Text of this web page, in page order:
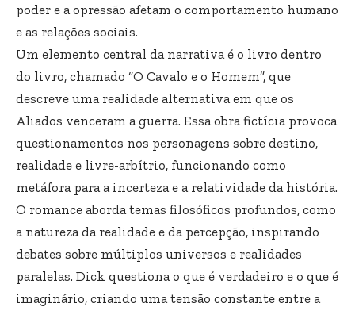
poder e a opressão afetam o comportamento humano
e as relações sociais.
Um elemento central da narrativa é o livro dentro
do livro, chamado “O Cavalo e o Homem”, que
descreve uma realidade alternativa em que os
Aliados venceram a guerra. Essa obra fictícia provoca
questionamentos nos personagens sobre destino,
realidade e livre-arbítrio, funcionando como
metáfora para a incerteza e a relatividade da história.
O romance aborda temas filosóficos profundos, como
a natureza da realidade e da percepção, inspirando
debates sobre múltiplos universos e realidades
paralelas. Dick questiona o que é verdadeiro e o que é
imaginário, criando uma tensão constante entre a